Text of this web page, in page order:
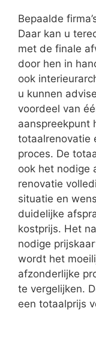
Bepaalde
Daar kan u
met de finale
door hen in
ook
u kunnen
voordeel van
aanspreekpunt
totaalrenovatie
proces. De
ook het nodige
renovatie
situatie en
duidelijke
kostprijs. Het
nodige
wordt het
afzonderlijke
te vergelijken.
een totaalprijs